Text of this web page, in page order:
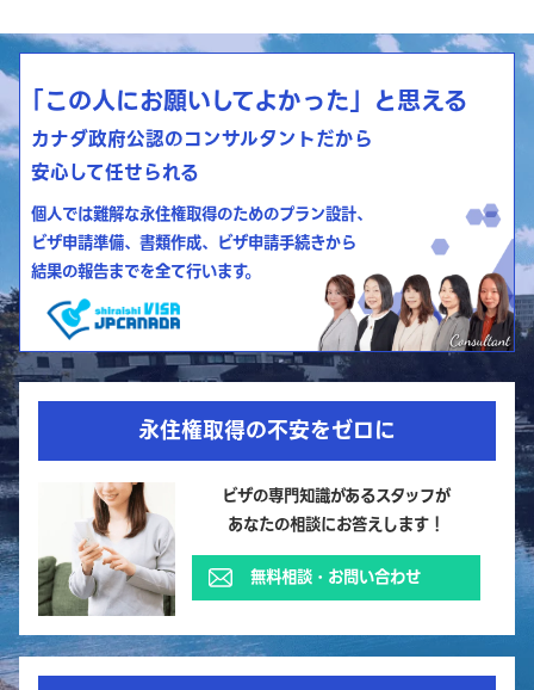
「この人にお願いしてよかった」と思える
カナダ政府公認のコンサルタントだから
安心して任せられる
個人では難解な永住権取得のためのプラン設計、
ビザ申請準備、書類作成、ビザ申請手続きから
結果の報告までを全て行います。
永住権取得の不安をゼロに
ビザの専門知識があるスタッフが
あなたの相談にお答えします！
無料相談・お問い合わせ